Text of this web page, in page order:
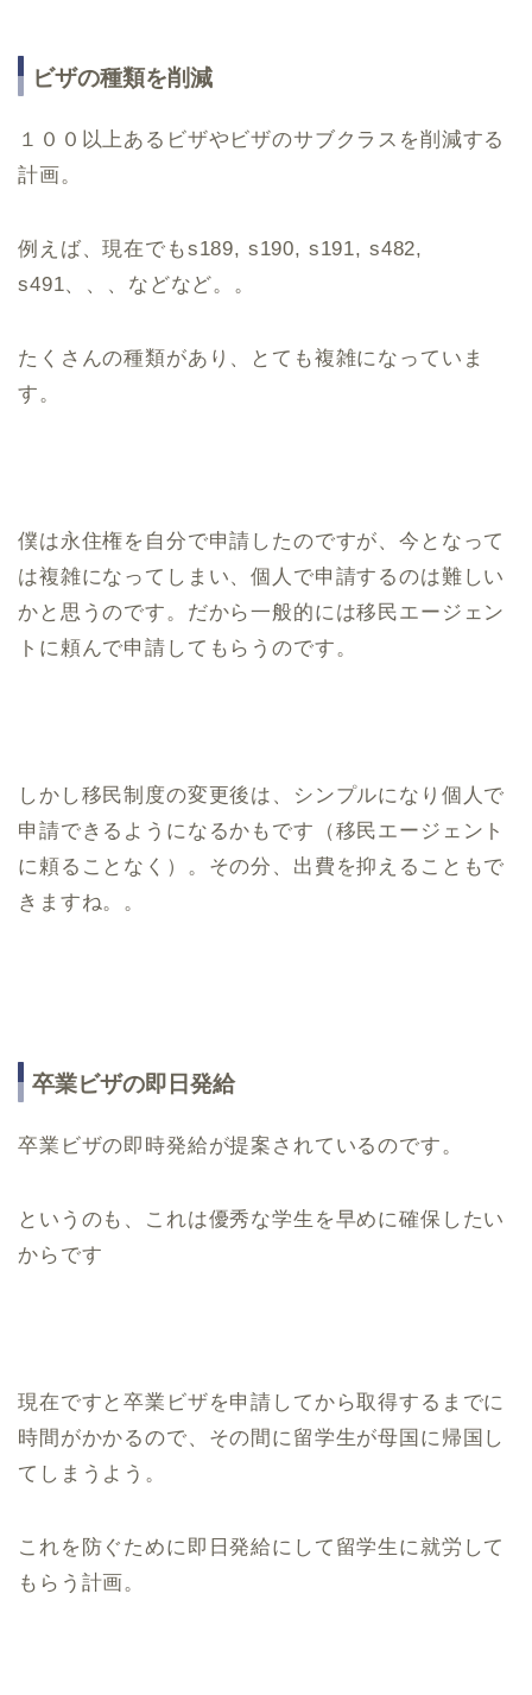
ビザの種類を削減
１００以上あるビザやビザのサブクラスを削減する
計画。
例えば、現在でもs189, s190, s191, s482,
s491、、、などなど。。
たくさんの種類があり、とても複雑になっていま
す。
僕は永住権を自分で申請したのですが、今となって
は複雑になってしまい、個人で申請するのは難しい
かと思うのです。だから一般的には移民エージェン
トに頼んで申請してもらうのです。
しかし移民制度の変更後は、シンプルになり個人で
申請できるようになるかもです（移民エージェント
に頼ることなく）。その分、出費を抑えることもで
きますね。。
卒業ビザの即日発給
卒業ビザの即時発給が提案されているのです。
というのも、これは優秀な学生を早めに確保したい
からです
現在ですと卒業ビザを申請してから取得するまでに
時間がかかるので、その間に留学生が母国に帰国し
てしまうよう。
これを防ぐために即日発給にして留学生に就労して
もらう計画。